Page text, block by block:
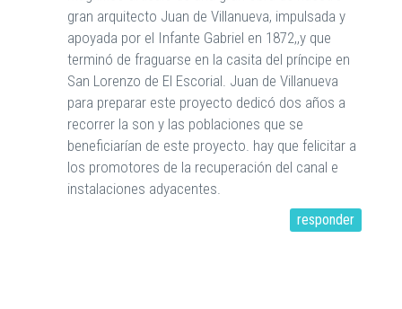
gran arquitecto Juan de Villanueva, impulsada y
apoyada por el Infante Gabriel en 1872,,y que
terminó de fraguarse en la casita del príncipe en
San Lorenzo de El Escorial. Juan de Villanueva
para preparar este proyecto dedicó dos años a
recorrer la son y las poblaciones que se
beneficiarían de este proyecto. hay que felicitar a
los promotores de la recuperación del canal e
instalaciones adyacentes.
responder